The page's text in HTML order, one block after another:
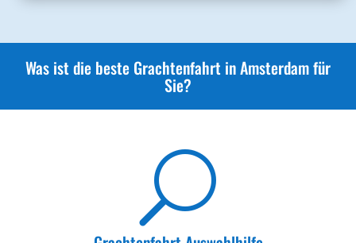
Was ist die beste Grachtenfahrt in Amsterdam für
Sie?
U